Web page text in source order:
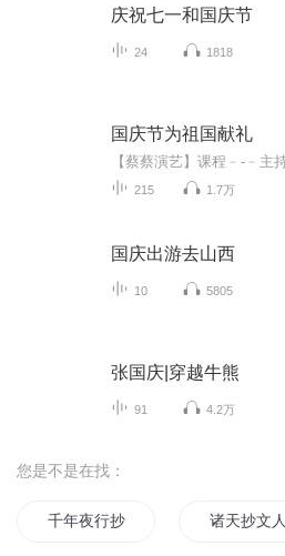
庆祝七一和国庆节
24 1818
国庆节为祖国献礼
215 1.7万
国庆出游去山西
10 5805
张国庆|穿越牛熊
91 4.2万
您是不是在找：
千年夜行抄 诸天抄文人